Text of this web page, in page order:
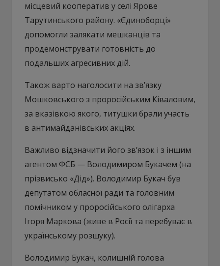
місцевий кооператив у селі Ярове
Тарутинського району. «Єдиноборці»
допомогли залякати мешканців та
продемонструвати готовність до
подальших агресивних дій.
Також варто наголосити на зв’язку
Мошковського з проросійським Ківаловим,
за вказівкою якого, титушки брали участь
в антимайданівських акціях.
Важливо відзначити його зв’язок і з іншим
агентом ФСБ — Володимиром Букачем (на
прізвисько «Дід»). Володимир Букач був
депутатом обласної ради та головним
помічником у проросійського олігарха
Ігоря Маркова (живе в Росії та перебуває в
українському розшуку).
Володимир Букач, колишній голова